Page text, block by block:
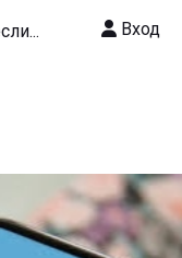
Вход